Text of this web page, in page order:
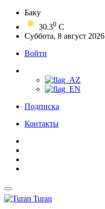
Баку
30.30 C
Суббота, 8 август 2026
Войти
Подписка
Контакты
Turan